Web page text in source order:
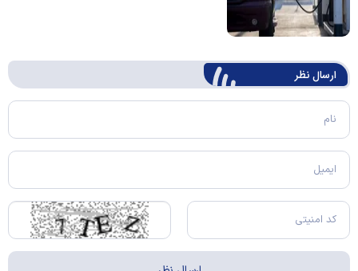
ارسال‌ نظر